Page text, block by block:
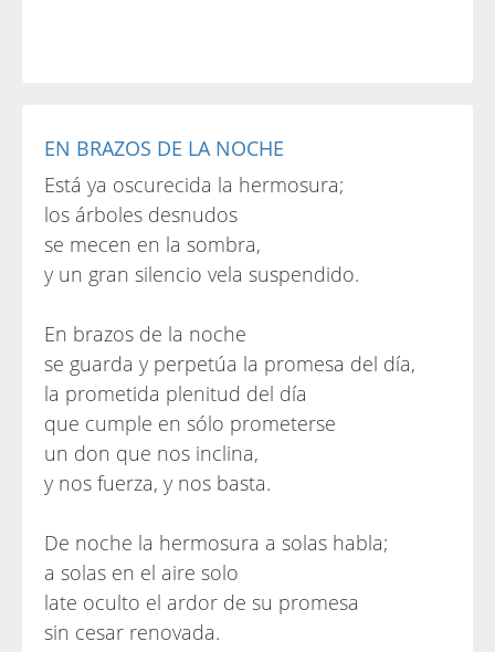
EN BRAZOS DE LA NOCHE
Está ya oscurecida la hermosura;
los árboles desnudos
se mecen en la sombra,
y un gran silencio vela suspendido.
En brazos de la noche
se guarda y perpetúa la promesa del día,
la prometida plenitud del día
que cumple en sólo prometerse
un don que nos inclina,
y nos fuerza, y nos basta.
De noche la hermosura a solas habla;
a solas en el aire solo
late oculto el ardor de su promesa
sin cesar renovada.